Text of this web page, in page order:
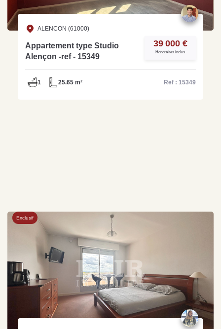
ALENCON (61000)
Appartement type Studio
Alençon -ref - 15349
39 000 €
Honoraires inclus
1 25.65 m² Ref : 15349
Exclusif